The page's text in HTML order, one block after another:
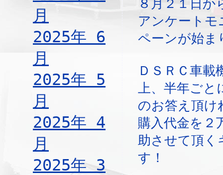
月
2025年 6
月
2025年 5
月
2025年 4
月
2025年 3
８月２１日か
アンケートモ
ペーンが始ま
ＤＳＲＣ車載
上、半年ごと
のお答え頂け
購入代金を２
助させて頂く
す！